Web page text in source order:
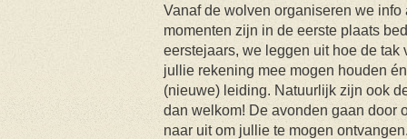
Vanaf de wolven organiseren we
momenten zijn in de eerste plaats
eerstejaars, we leggen uit hoe de tak
jullie rekening mee mogen houden
(nieuwe) leiding. Natuurlijk zijn ook
dan welkom! De avonden gaan door
naar uit om jullie te mogen